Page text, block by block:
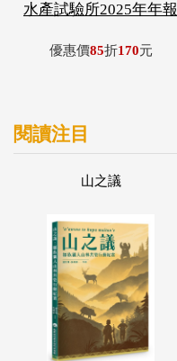
水產試驗所2025年年報
優惠價85折170元
閱讀注目
山之議